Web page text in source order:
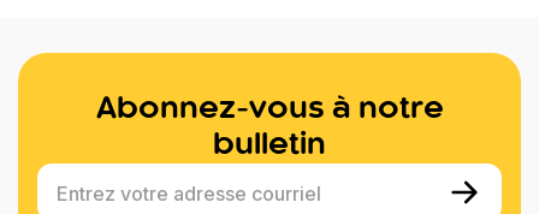
Abonnez-vous à notre
bulletin
Entrez votre adresse courriel